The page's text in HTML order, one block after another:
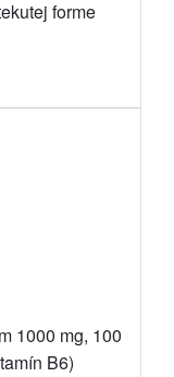
forme
1000 mg, 100
B6)